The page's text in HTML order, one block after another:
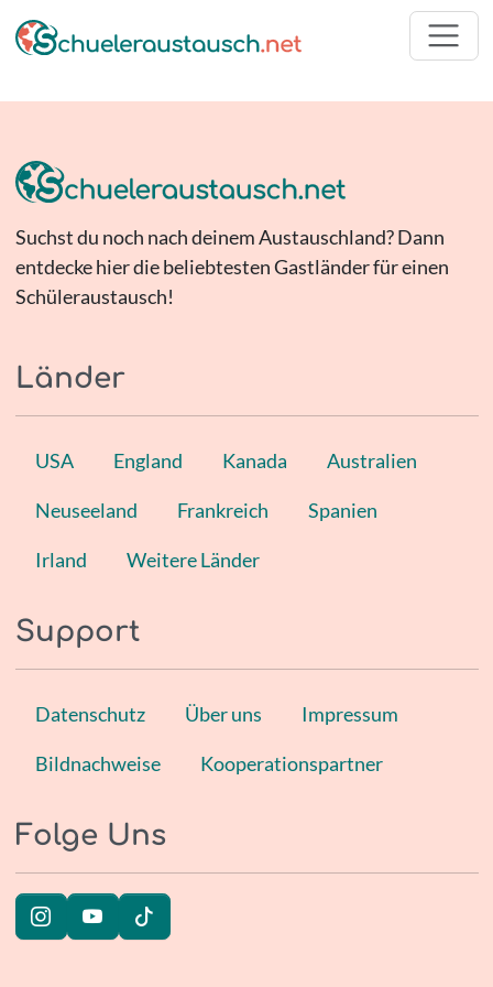
Suchst du noch nach deinem Austauschland? Dann
entdecke hier die beliebtesten Gastländer für einen
Schüleraustausch!
Länder
USA England Kanada Australien
Neuseeland Frankreich Spanien
Irland Weitere Länder
Support
Datenschutz Über uns Impressum
Bildnachweise Kooperationspartner
Folge Uns